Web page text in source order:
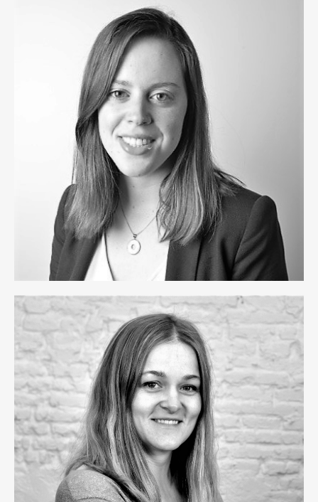
Lorena Méndez
Laura Cozma